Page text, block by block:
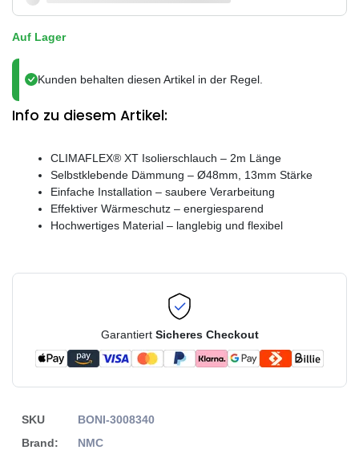
Auf Lager
Kunden behalten diesen Artikel in der Regel.
Info zu diesem Artikel:
CLIMAFLEX® XT Isolierschlauch – 2m Länge
Selbstklebende Dämmung – Ø48mm, 13mm Stärke
Einfache Installation – saubere Verarbeitung
Effektiver Wärmeschutz – energiesparend
Hochwertiges Material – langlebig und flexibel
Garantiert Sicheres Checkout
SKU
BONI-3008340
Brand:
NMC